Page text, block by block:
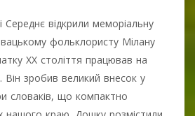
Середнє відкрили меморіальну
фольклористу Мілану
ХХ століття працював на
Він зробив великий внесок у
словаків, що компактно